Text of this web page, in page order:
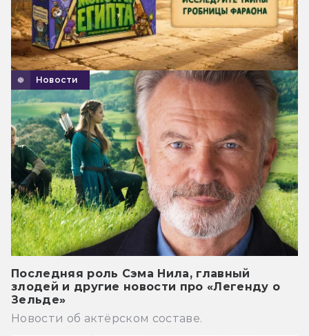
Новости
Последняя роль Сэма Нила, главный
злодей и другие новости про «Легенду о
Зельде»
Новости об актёрском составе.